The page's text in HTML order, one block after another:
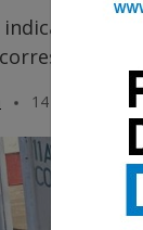
que
14 Abril 2026